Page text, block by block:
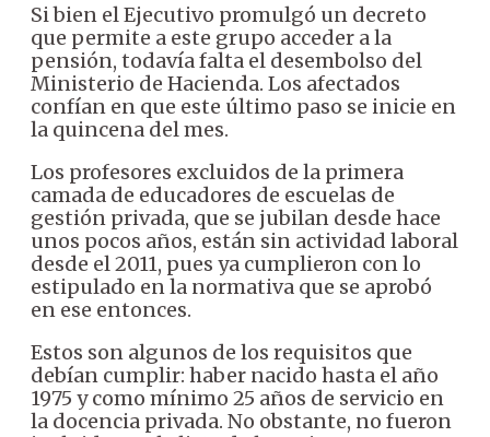
Si bien el Ejecutivo promulgó un decreto
que permite a este grupo acceder a la
pensión, todavía falta el desembolso del
Ministerio de Hacienda. Los afectados
confían en que este último paso se inicie en
la quincena del mes.
Los profesores excluidos de la primera
camada de educadores de escuelas de
gestión privada, que se jubilan desde hace
unos pocos años, están sin actividad laboral
desde el 2011, pues ya cumplieron con lo
estipulado en la normativa que se aprobó
en ese entonces.
Estos son algunos de los requisitos que
debían cumplir: haber nacido hasta el año
1975 y como mínimo 25 años de servicio en
la docencia privada. No obstante, no fueron